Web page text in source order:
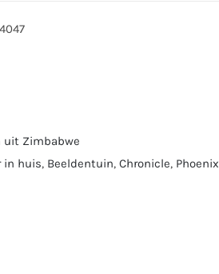
uit Zimbabwe
in huis, Beeldentuin, Chronicle, Phoenix